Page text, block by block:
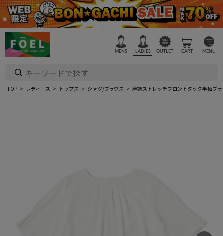
MENS LADIES OUTLET CART MENU
TOP レディース トップス シャツ/ブラウス 麻調ストレッチフロントタック半袖ブ